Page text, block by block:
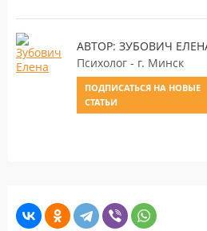
АВТОР: ЗУБОВИЧ
Психолог - г. Минск
ПОДПИСАТЬСЯ НА НОВЫЕ
СТАТЬИ